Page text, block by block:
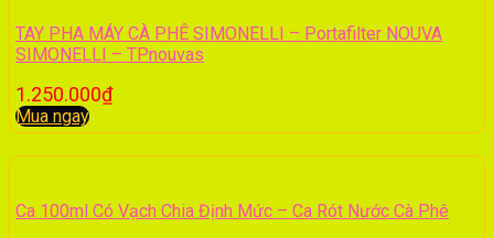
TAY PHA MÁY CÀ PHÊ SIMONELLI – Portafilter NOUVA
SIMONELLI – TPnouvas
1.250.000₫
Mua ngay
Ca 100ml Có Vạch Chia Định Mức – Ca Rót Nước Cà Phê